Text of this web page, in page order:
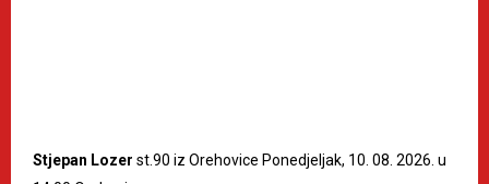
Stjepan Lozer st.90 iz Orehovice Ponedjeljak, 10. 08. 2026. u